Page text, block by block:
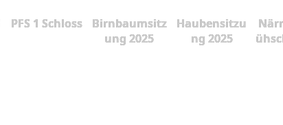
PFS 1 Schloss
Birnbaumsitz
ung 2025
Haubensitzu
ng 2025